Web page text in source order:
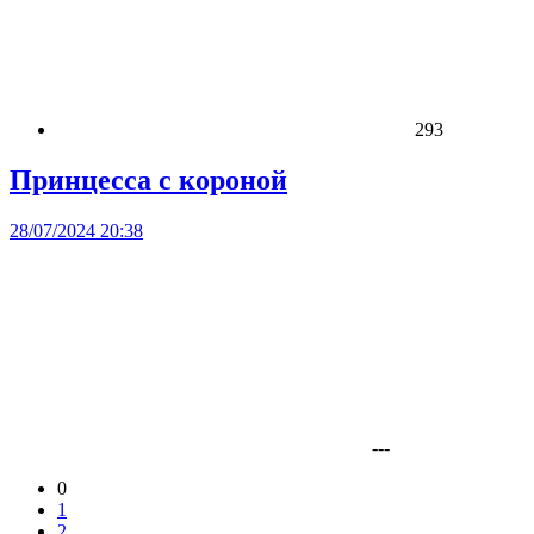
293
Принцесса с короной
28/07/2024 20:38
---
0
1